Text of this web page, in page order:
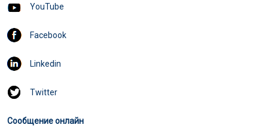
YouTube
Facebook
Linkedin
Twitter
Сообщение онлайн